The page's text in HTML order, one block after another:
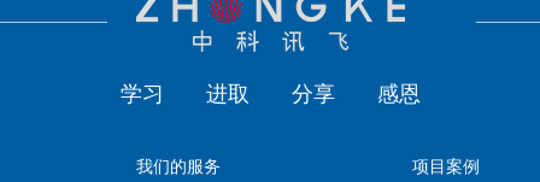
学习 进取 分享 感恩
我们的服务 项目案例